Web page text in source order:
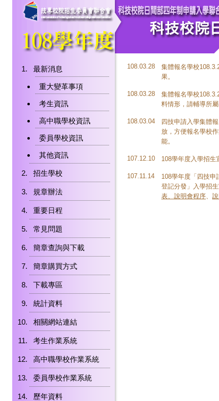
最新消息
重大變革事項
考生資訊
高中職學校資訊
委員學校資訊
其他資訊
招生學校
規章辦法
重要日程
常見問題
簡章查詢與下載
簡章購買方式
下載專區
統計資料
相關網站連結
考生作業系統
高中職學校作業系統
委員學校作業系統
歷年資料
108.03.28
集體報名學校
果。
108.03.28
集體報名學校
料情形，請輔導所
108.03.04
四技申請入學集體
放，方便報名學校
能。
107.12.10 108學年度入學招生
107.11.14
108學年度「四技
登記分發」入學招
表、說明會程序、